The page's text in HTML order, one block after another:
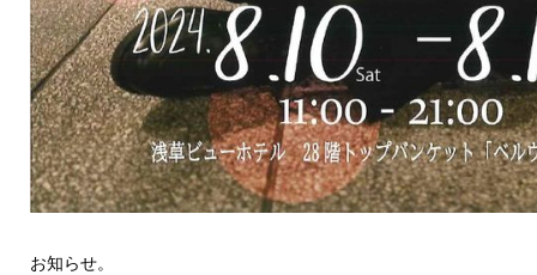
お知らせ。